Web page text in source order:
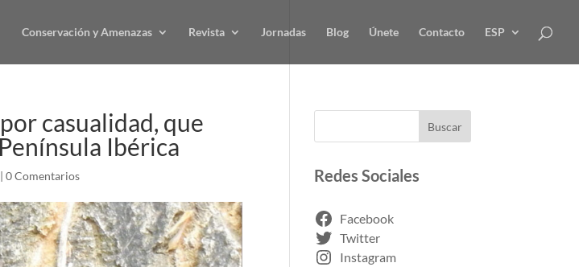
Conservación y Amenazas Revista Jornadas Blog Únete Contacto ESP
casualidad, que
Ibérica
|0 Comentarios
Buscar
Redes Sociales
Facebook
Twitter
Instagram